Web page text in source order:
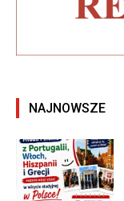
NAJNOWSZE